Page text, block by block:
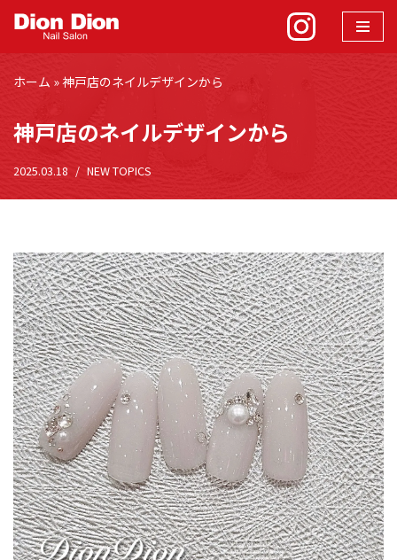
テ
ツ
ス
キ
ホーム »神戸店のネイルデザインから
神戸店のネイルデザインから
2025.03.18 NEW TOPICS